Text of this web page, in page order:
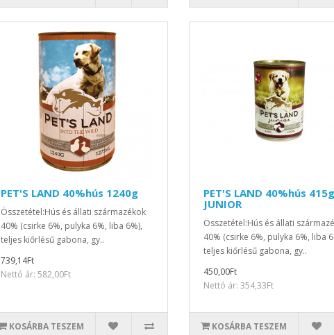
PET'S LAND 40%hús 1240g
Összetétel:Hús és állati származékok
40% (csirke 6%, pulyka 6%, liba 6%),
teljes kiőrlésű gabona, gy..
739,14Ft
Nettó ár: 582,00Ft
KOSÁRBA TESZEM
PET'S LAND 40%hús 415g
JUNIOR
Összetétel:Hús és állati
40% (csirke 6%, pulyka 6%, liba
teljes kiőrlésű gabona, gy..
450,00Ft
Nettó ár: 354,33Ft
KOSÁRBA TESZEM